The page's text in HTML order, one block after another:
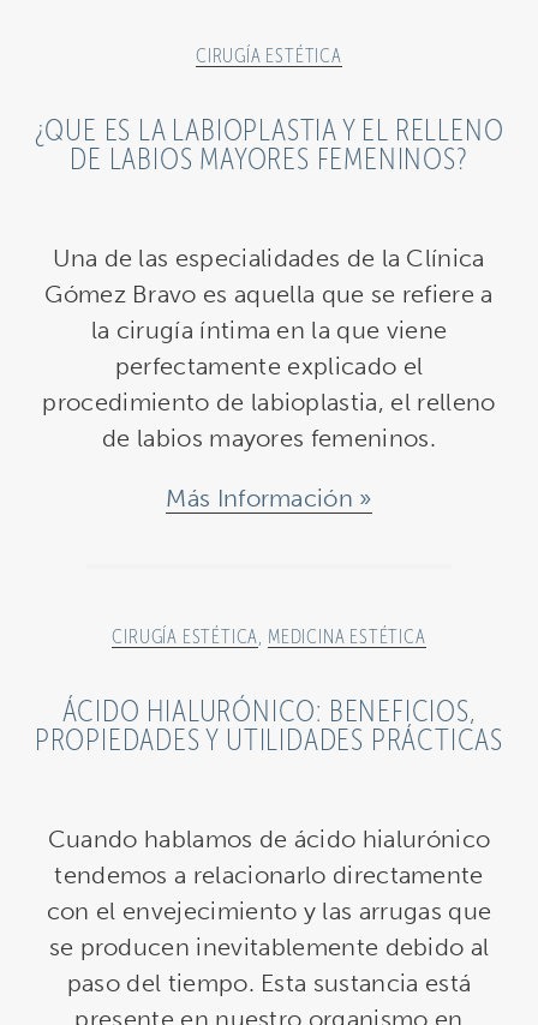
CIRUGÍA ESTÉTICA
¿QUE ES LA LABIOPLASTIA Y EL RELLENO
DE LABIOS MAYORES FEMENINOS?
Una de las especialidades de la Clínica
Gómez Bravo es aquella que se refiere a
la cirugía íntima en la que viene
perfectamente explicado el
procedimiento de labioplastia, el relleno
de labios mayores femeninos.
Más Información
CIRUGÍA ESTÉTICA MEDICINA ESTÉTICA
ÁCIDO HIALURÓNICO: BENEFICIOS,
PROPIEDADES Y UTILIDADES PRÁCTICAS
Cuando hablamos de ácido hialurónico
tendemos a relacionarlo directamente
con el envejecimiento y las arrugas que
se producen inevitablemente debido al
paso del tiempo. Esta sustancia está